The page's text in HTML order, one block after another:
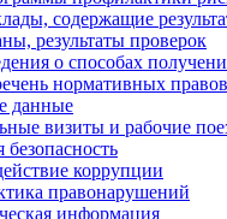
содержащие
результаты проверок
о способах
нормативных
данные
визиты и рабочие
коррупции
правонарушений
информация